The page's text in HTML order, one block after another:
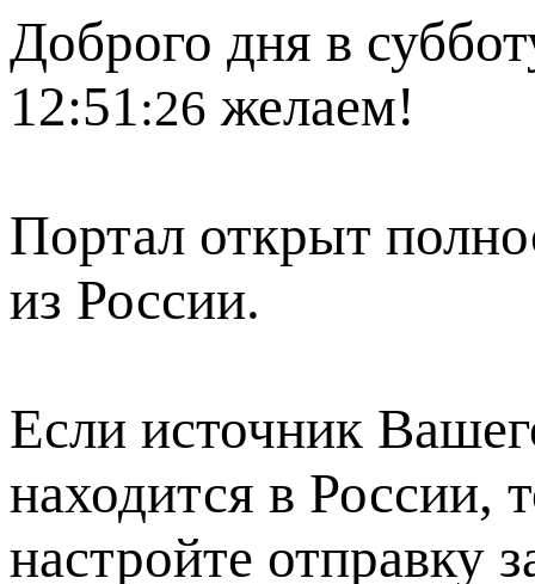
Доброго дня в
12:51:26 желаем!
Портал открыт
из России.
Если источник
находится в России,
настройте отправку